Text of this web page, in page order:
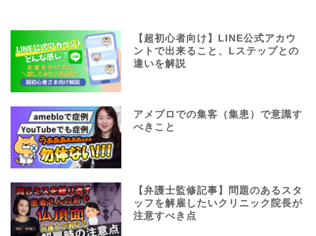
【超初心者向け】LINE公式アカウ
ントで出来ること、Lステップとの
違いを解説
アメブロでの集客（集患）で意識す
べきこと
【弁護士監修記事】問題のあるスタ
ッフを解雇したいクリニック院長が
注意すべき点